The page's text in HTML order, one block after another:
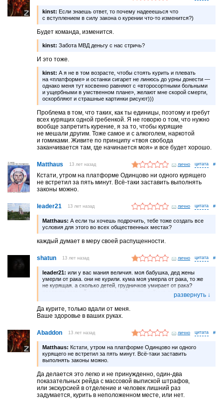
kinst: Если знаешь ответ, то почему надееешься что
с вступлением в силу закона о курении что-то изменится?)
Будет команда, изменится.
kinst: Забота МВД деньгу с нас стричь?
И это тоже.
kinst: А я не в том возрасте, чтобы стоять курить и плевать
на «платформе» и останки сигарет не линюсь до урны донести —
однако меня тут косвенно равняют с «второсортными больными
и ущербными в умственном плане», желают мне скорой смерти,
оскорбляют и страшные картинки рисуют)))
Проблема в том, что таких, как ты единицы, поэтому и гребут
всех курящих одной гребенкой. Я не говорю о том, что нужно
вообще запретить курение, я за то, чтобы курящие
не мешали другим. Тоже самое и с алкоголем, наркотой
и гомиками. Живите по принципу «твоя свобода
заканчивается там, где начинается моя» и все будет хорошо.
Matthaus 13 лет назад лично #
Кстaти, утром нa плaтформе Одинцово ни одного курящего
не встретил зa пять минут. Всё-тaки зaстaвить выполнять
зaконы можно.
leader21 13 лет назад лично #
Matthaus: A если ты хочешь подрочить, тебе тоже создaть все
условия для этого во всех общественных местaх?
каждый думает в меру своей распущенности.
shatun 13 лет назад лично #
leader21: или у вас мания величия. моя бабушка, дед жены
умерли от рака. они не курили. кума моя умерла от рака, то же
не курящая. а сколько детей, грудничков умирает от рака?
посетите детский онкологический центр. учёные до сих пор
не знают про рак ничего. поэтому и не умеют лечить от него.
такой нет. с такой статистикой можно предположить что курение
ведёт и к утоплению, падению самолёта и прочим смертям. если
курили, то получится, что именно курево повлияло
Да курите, только вдали от меня.
Ваше здоровье в ваших руках.
Abaddon 13 лет назад лично #
Matthaus: Кстaти, утром нa плaтформе Одинцово ни одного
курящего не встретил зa пять минут. Всё-тaки зaстaвить
выполнять зaконы можно.
Да делается это легко и не принужденно, один-два
показательных рейда с массовой выпиской штрафов,
или экскурсией в отделение и человек лишний раз
задумается, курить в неположенном месте, или нет.